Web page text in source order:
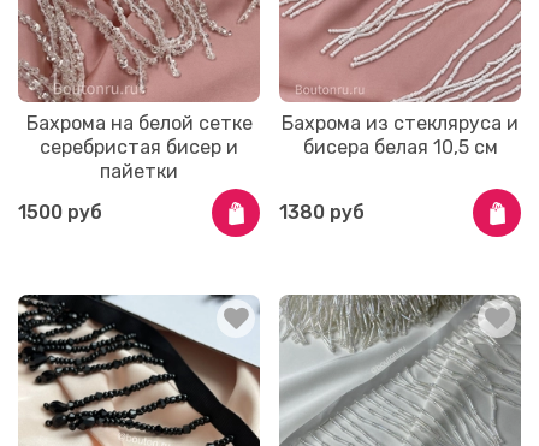
Бахрома на белой сетке
серебристая бисер и
пайетки
1500 руб
Бахрома из стекляруса и
бисера белая 10,5 см
1380 руб